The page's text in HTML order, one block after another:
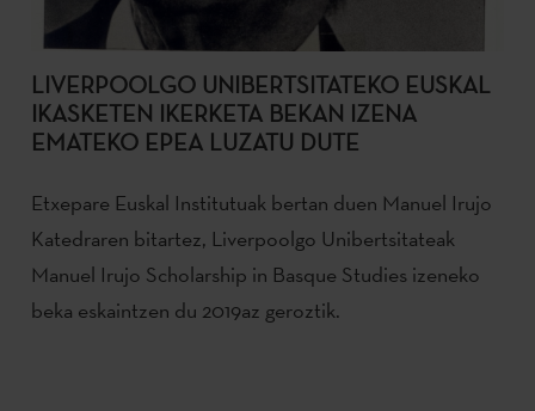
LIVERPOOLGO UNIBERTSITATEKO EUSKAL
IKASKETEN IKERKETA BEKAN IZENA
EMATEKO EPEA LUZATU DUTE
Etxepare Euskal Institutuak bertan duen Manuel Irujo
Katedraren bitartez, Liverpoolgo Unibertsitateak
Manuel Irujo Scholarship in Basque Studies izeneko
beka eskaintzen du 2019az geroztik.